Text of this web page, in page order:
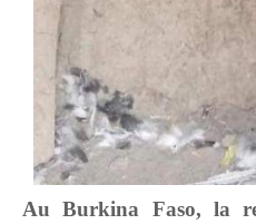
Au Burkina Faso, la